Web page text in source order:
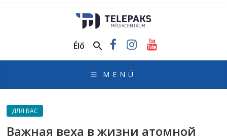
Médiacentrum
honlapja
Élő
ДЛЯ ВАС
Важная веха в жизни атомной